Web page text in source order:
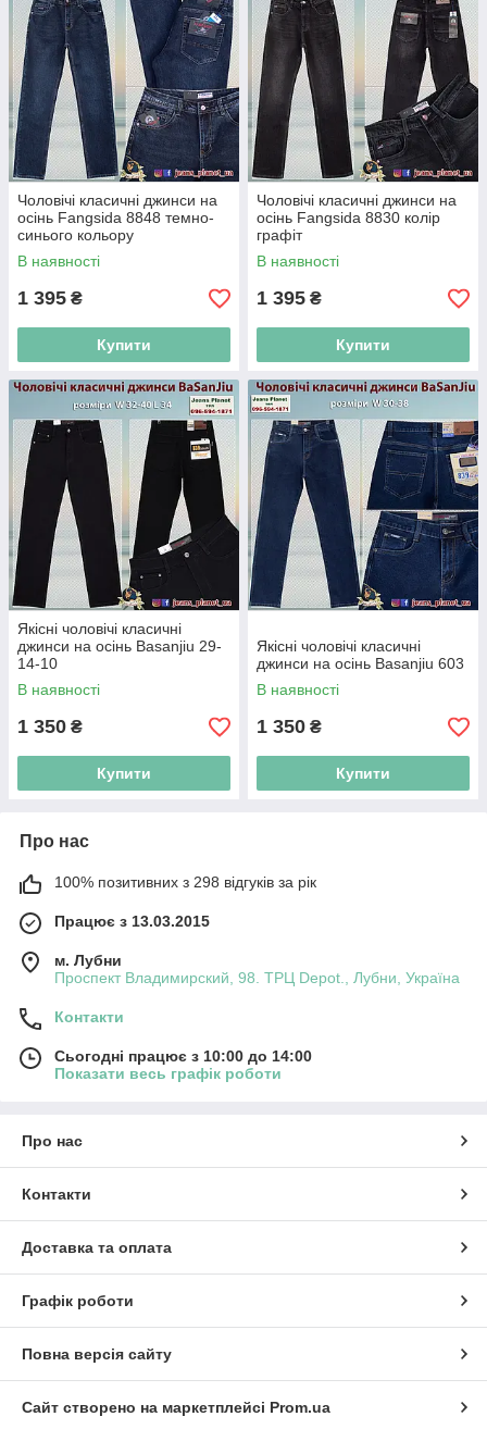
Чоловічі класичні джинси на
осінь Fangsida 8848 темно-
синього кольору
В наявності
1 395 ₴
Купити
Чоловічі класичні джинси на
осінь Fangsida 8830 колір
графіт
В наявності
1 395 ₴
Купити
Якісні чоловічі класичні
джинси на осінь Basanjiu 29-
14-10
В наявності
1 350 ₴
Купити
Якісні чоловічі класичні
джинси на осінь Basanjiu 603
В наявності
1 350 ₴
Купити
Про нас
100% позитивних з 298 відгуків за рік
Працює з 13.03.2015
м. Лубни
Проспект Владимирский, 98. ТРЦ Depot., Лубни, Україна
Контакти
Сьогодні працює з 10:00 до 14:00
Показати весь графік роботи
Про нас
Контакти
Доставка та оплата
Графік роботи
Повна версія сайту
Сайт створено на маркетплейсі Prom.ua